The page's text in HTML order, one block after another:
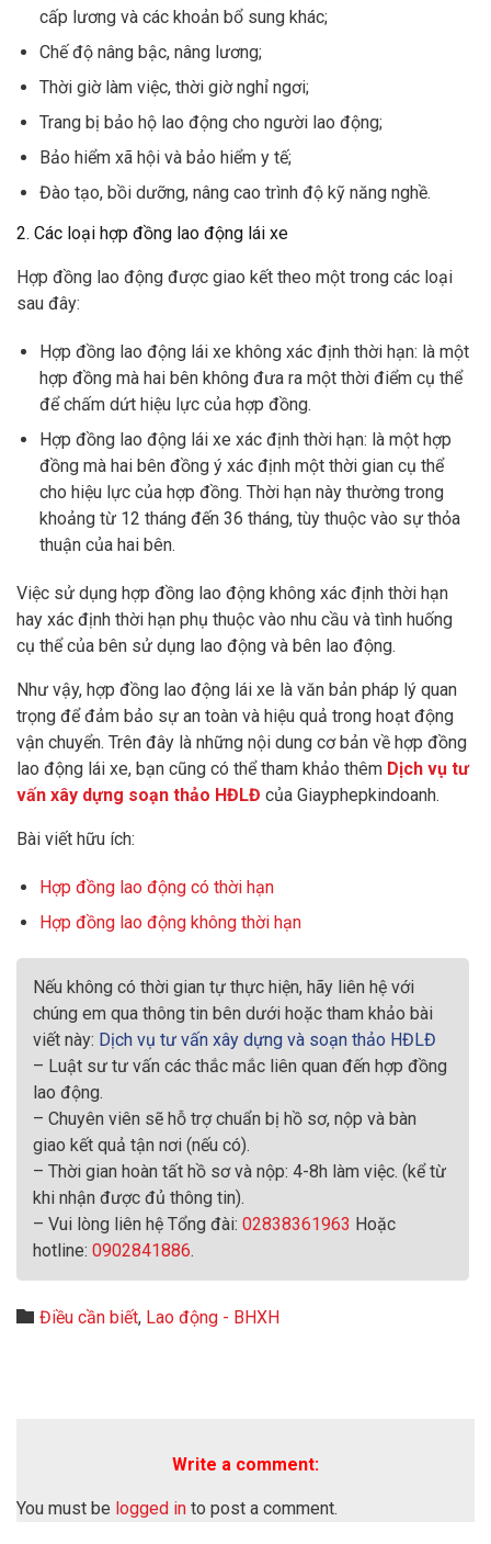
cấp lương và các khoản bổ sung khác;
Chế độ nâng bậc, nâng lương;
Thời giờ làm việc, thời giờ nghỉ ngơi;
Trang bị bảo hộ lao động cho người lao động;
Bảo hiểm xã hội và bảo hiểm y tế;
Đào tạo, bồi dưỡng, nâng cao trình độ kỹ năng nghề.
2. Các loại hợp đồng lao động lái xe
Hợp đồng lao động được giao kết theo một trong các loại
sau đây:
Hợp đồng lao động lái xe không xác định thời hạn: là một
hợp đồng mà hai bên không đưa ra một thời điểm cụ thể
để chấm dứt hiệu lực của hợp đồng.
Hợp đồng lao động lái xe xác định thời hạn: là một hợp
đồng mà hai bên đồng ý xác định một thời gian cụ thể
cho hiệu lực của hợp đồng. Thời hạn này thường trong
khoảng từ 12 tháng đến 36 tháng, tùy thuộc vào sự thỏa
thuận của hai bên.
Việc sử dụng hợp đồng lao động không xác định thời hạn
hay xác định thời hạn phụ thuộc vào nhu cầu và tình huống
cụ thể của bên sử dụng lao động và bên lao động.
Như vậy, hợp đồng lao động lái xe là văn bản pháp lý quan
trọng để đảm bảo sự an toàn và hiệu quả trong hoạt động
vận chuyển. Trên đây là những nội dung cơ bản về hợp đồng
lao động lái xe, bạn cũng có thể tham khảo thêm Dịch vụ tư
vấn xây dựng soạn thảo HĐLĐ của Giayphepkindoanh.
Bài viết hữu ích:
Hợp đồng lao động có thời hạn
Hợp đồng lao động không thời hạn
Nếu không có thời gian tự thực hiện, hãy liên hệ với
chúng em qua thông tin bên dưới hoặc tham khảo bài
viết này: Dịch vụ tư vấn xây dựng và soạn thảo HĐLĐ
– Luật sư tư vấn các thắc mắc liên quan đến hợp đồng
lao động.
– Chuyên viên sẽ hỗ trợ chuẩn bị hồ sơ, nộp và bàn
giao kết quả tận nơi (nếu có).
– Thời gian hoàn tất hồ sơ và nộp: 4-8h làm việc. (kể từ
khi nhận được đủ thông tin).
– Vui lòng liên hệ Tổng đài: 02838361963 Hoặc
hotline: 0902841886.
 Category
Điều cần biết, Lao động - BHXH
Write a comment:
You must be logged in to post a comment.